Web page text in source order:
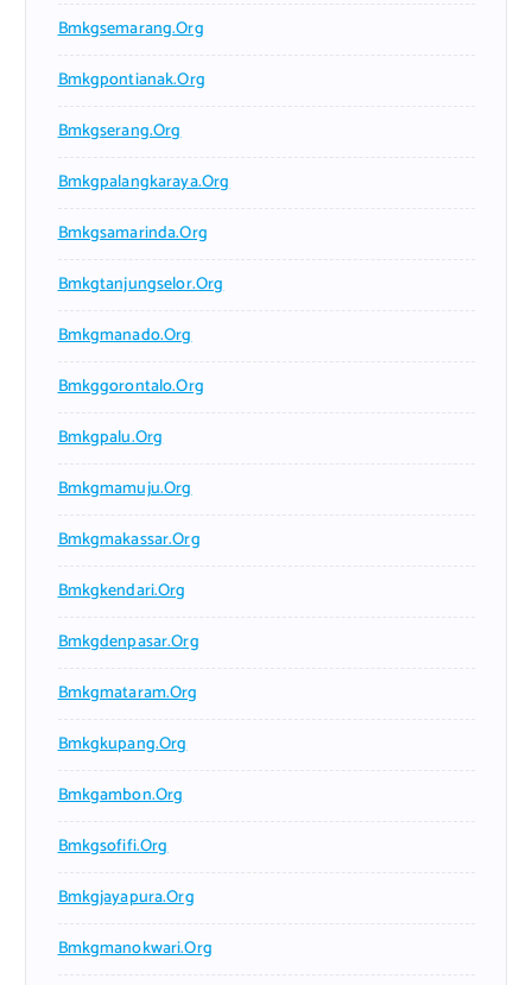
Bmkgsemarang.org
Bmkgpontianak.org
Bmkgserang.org
Bmkgpalangkaraya.org
Bmkgsamarinda.org
Bmkgtanjungselor.org
Bmkgmanado.org
Bmkggorontalo.org
Bmkgpalu.org
Bmkgmamuju.org
Bmkgmakassar.org
Bmkgkendari.org
Bmkgdenpasar.org
Bmkgmataram.org
Bmkgkupang.org
Bmkgambon.org
Bmkgsofifi.org
Bmkgjayapura.org
Bmkgmanokwari.org